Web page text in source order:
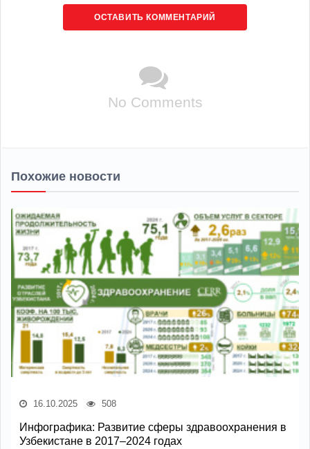
ОСТАВИТЬ КОММЕНТАРИЙ
No Comments
Похожие новости
16.10.2025 508
Инфографика: Развитие сферы здравоохранения в
Узбекистане в 2017–2024 годах